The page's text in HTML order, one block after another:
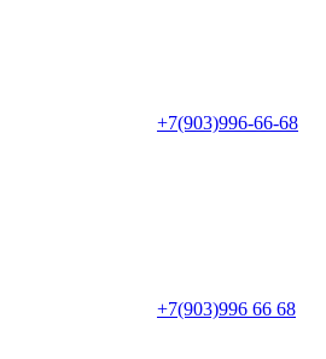
+7(903)996-66-68
+7(903)996 66 68